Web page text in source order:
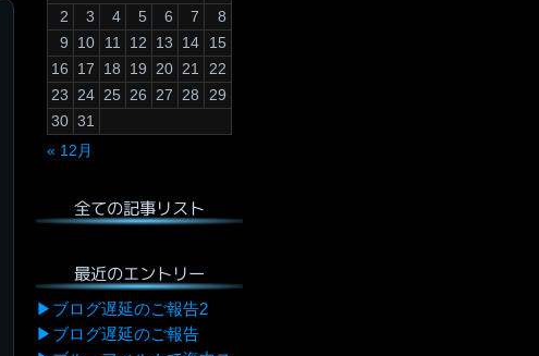
« 12月
2
3 4 5 6 7
8
9
10 11 12 13 14
15
16
17 18 19 20 21
22
23
24 25 26 27 28
29
30 31
全ての記事リスト
最近のエントリー
ブログ遅延のご報告2
ブログ遅延のご報告